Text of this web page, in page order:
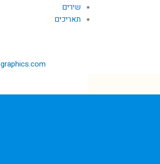
שירים
תאריכים